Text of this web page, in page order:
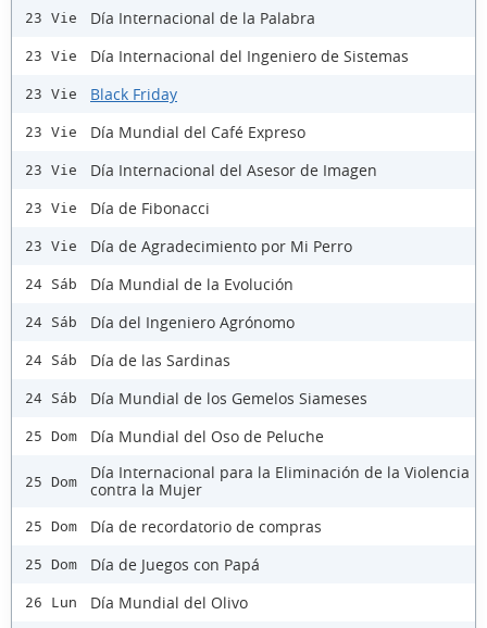
23 Vie Día Internacional de la Palabra
23 Vie Día Internacional del Ingeniero de Sistemas
23 Vie Black Friday
23 Vie Día Mundial del Café Expreso
23 Vie Día Internacional del Asesor de Imagen
23 Vie Día de Fibonacci
23 Vie Día de Agradecimiento por Mi Perro
24 Sáb Día Mundial de la Evolución
24 Sáb Día del Ingeniero Agrónomo
24 Sáb Día de las Sardinas
24 Sáb Día Mundial de los Gemelos Siameses
25 Dom Día Mundial del Oso de Peluche
25 Dom
Día Internacional para la Eliminación de la Violencia
contra la Mujer
25 Dom Día de recordatorio de compras
25 Dom Día de Juegos con Papá
26 Lun Día Mundial del Olivo